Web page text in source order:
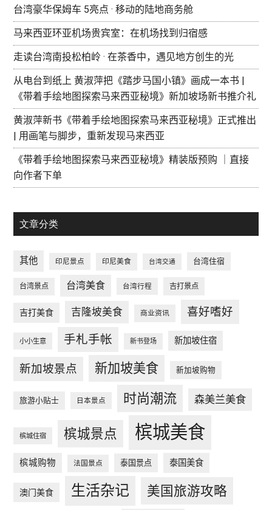
台湾豪华保姆车 5亮点 · 移动的陆地商务舱
马来西亚环亚机场贵宾室：在机场找到归宿感
走读台湾南投松柏岭 · 在茶香中，遇见地方创生的光
从电台到纸上 黄淑萍把《踏步马国小镇》画成一本书 |
《带着手绘地图探索马来西亚秘境》新加坡场新书推介礼
黄淑萍新书《带着手绘地图探索马来西亚秘境》正式推出
| 用画笔与脚步，重新发现马来西亚
《带着手绘地图探索马来西亚秘境》精装版预购 ｜直接
向作者下单
文章分类
其他 印尼景点 印尼美食 台湾交通 台湾住宿
台湾景点 台湾美食 台湾行程 吉打景点
吉打美食 吉隆坡美食 商业资讯 喜好嗜好
小小生意 手札手帐 新书登场 新加坡住宿
新加坡景点 新加坡美食 新加坡购物
旅游小贴士 日本景点 时尚潮流 森美兰美食
槟城住宿 槟城景点 槟城美食
槟城购物 法国景点 泰国景点 泰国美食
澳门美食 生活杂记 美国旅游攻略